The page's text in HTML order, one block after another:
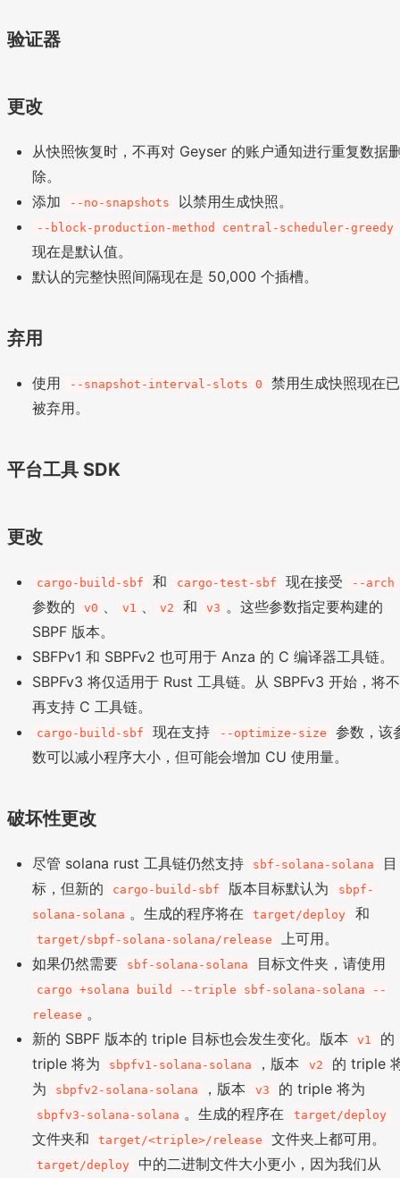
验证器
更改
从快照恢复时，不再对 Geyser 的账户通知进行重复数据
除。
添加
--no-snapshots 以禁用生成快照。
--block-production-method central-scheduler-greedy
现在是默认值。
默认的完整快照间隔现在是 50,000 个插槽。
弃用
使用 --snapshot-interval-slots 0
禁用生成快照现在已
被弃用。
平台工具 SDK
更改
cargo-build-sbf 和 cargo-test-sbf 现在接受 --arch
参数的 v0 v1 v2 和 v3 。这些参数指定要构建的
SBPF 版本。
SBFPv1 和 SBPFv2 也可用于 Anza 的 C 编译器工具链。
SBPFv3 将仅适用于 Rust 工具链。从 SBPFv3 开始，将不
再支持 C 工具链。
cargo-build-sbf 现在支持 --optimize-size
参数，该
数可以减小程序大小，但可能会增加 CU 使用量。
破坏性更改
尽管 solana rust 工具链仍然支持 sbf-solana-solana
目
标，但新的
cargo-build-sbf 版本目标默认为
sbpf-
solana-solana 。生成的程序将在 target/deploy 和
target/sbpf-solana-solana/release
上可用。
如果仍然需要
sbf-solana-solana 目标文件夹，请使用
cargo +solana build --triple sbf-solana-solana --
release 。
新的 SBPF 版本的 triple 目标也会发生变化。版本
v1
的
triple 将为
sbpfv1-solana-solana ，版本 v2
的 triple
为
sbpfv2-solana-solana ，版本 v3 的 triple 将为
sbpfv3-solana-solana 。生成的程序在 target/deploy
文件夹和 target/<triple>/release 文件夹上都可用。
target/deploy 中的二进制文件大小更小，因为我们从